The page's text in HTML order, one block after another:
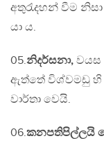
අතුරැදහන් වීම
යා ය.
05.නිදර්සනා, වයස
ඇත්තේ විශ්වමඩු හි
වාර්තා වෙයි.
06.කනපතිපිල්ලයි